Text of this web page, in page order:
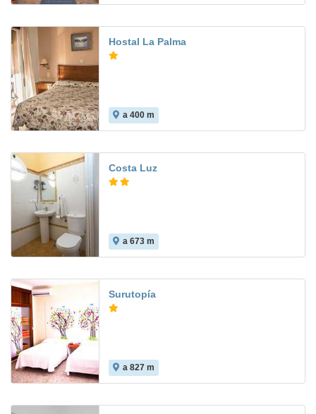
Hostal La Palma
a 400 m
Costa Luz
a 673 m
Surutopía
a 827 m